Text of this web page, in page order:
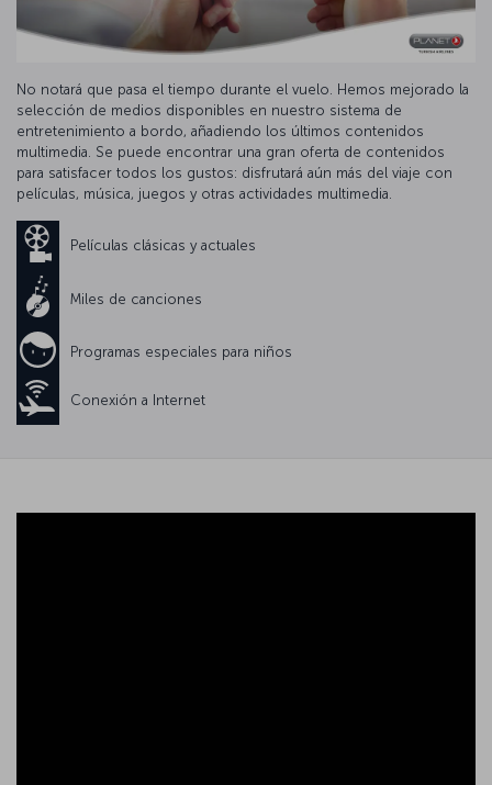
No notará que pasa el tiempo durante el vuelo. Hemos mejorado la
selección de medios disponibles en nuestro sistema de
entretenimiento a bordo, añadiendo los últimos contenidos
multimedia. Se puede encontrar una gran oferta de contenidos
para satisfacer todos los gustos: disfrutará aún más del viaje con
películas, música, juegos y otras actividades multimedia.
Películas clásicas y actuales
Miles de canciones
Programas especiales para niños
Conexión a Internet